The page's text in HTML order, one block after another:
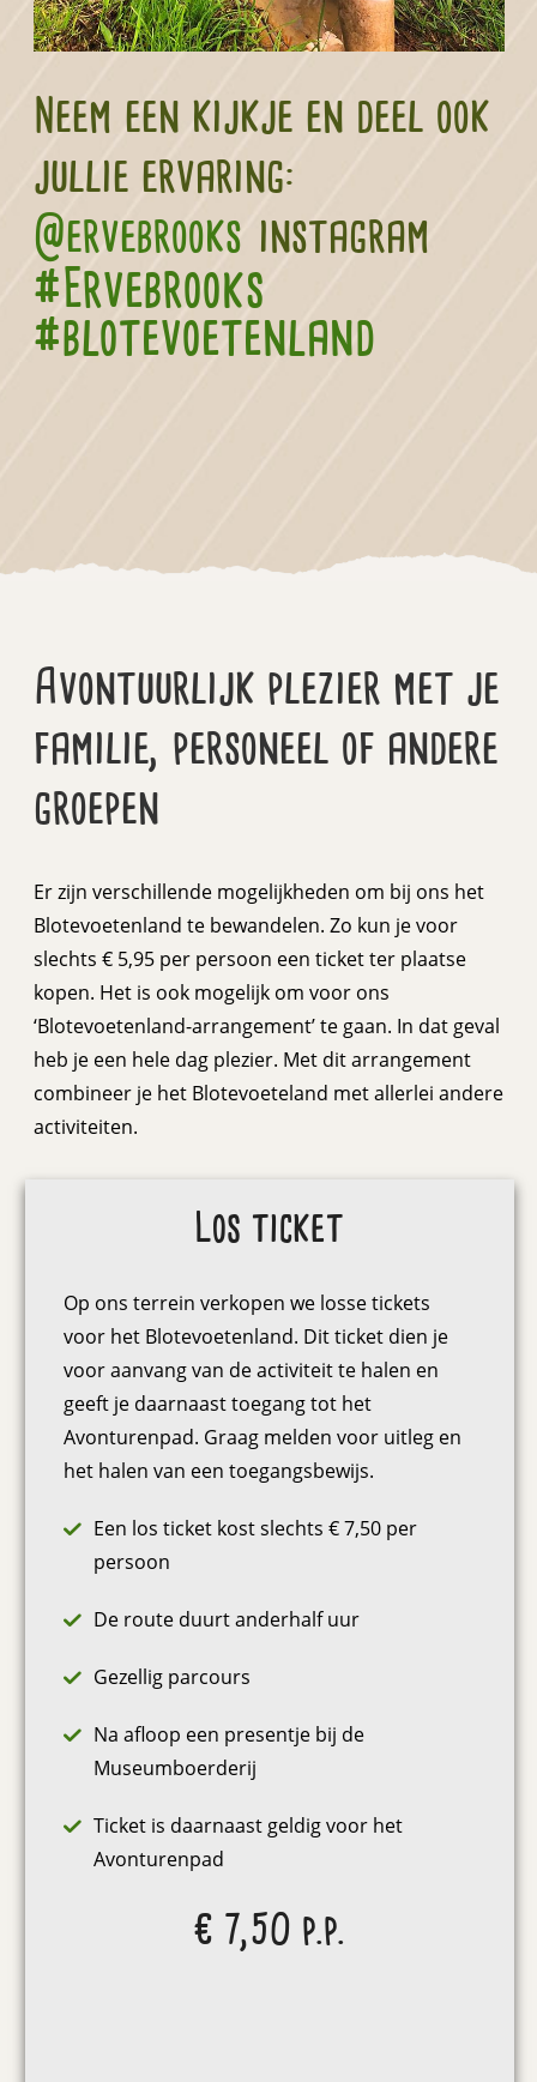
Neem een kijkje en deel ook
jullie ervaring:
@ervebrooks instagram
#Ervebrooks
#blotevoetenland
Avontuurlijk plezier met je
familie, personeel of andere
groepen
Er zijn verschillende mogelijkheden om bij ons het
Blotevoetenland te bewandelen. Zo kun je voor
slechts € 5,95 per persoon een ticket ter plaatse
kopen. Het is ook mogelijk om voor ons
‘Blotevoetenland-arrangement’ te gaan. In dat geval
heb je een hele dag plezier. Met dit arrangement
combineer je het Blotevoeteland met allerlei andere
activiteiten.
Los ticket
Op ons terrein verkopen we losse tickets
voor het Blotevoetenland. Dit ticket dien je
voor aanvang van de activiteit te halen en
geeft je daarnaast toegang tot het
Avonturenpad. Graag melden voor uitleg en
het halen van een toegangsbewijs.
Een los ticket kost slechts € 7,50 per
persoon
De route duurt anderhalf uur
Gezellig parcours
Na afloop een presentje bij de
Museumboerderij
Ticket is daarnaast geldig voor het
Avonturenpad
€ 7,50 p.p.